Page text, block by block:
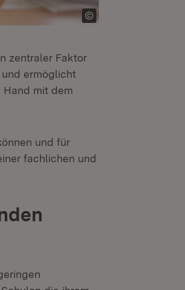
zentraler Faktor
ermöglicht
mit dem
und für
fachlichen und